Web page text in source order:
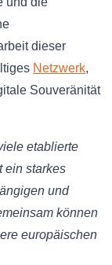
dieser
Netzwerk,
Souveränität
etablierte
ein starkes
und
können
europäischen